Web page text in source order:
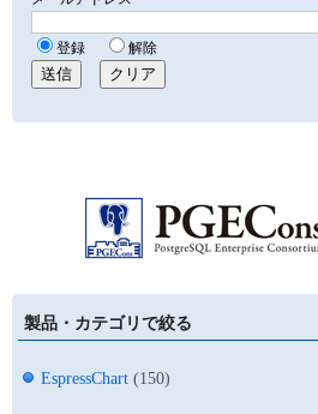
製品・カテゴリで絞る
EspressChart (150)